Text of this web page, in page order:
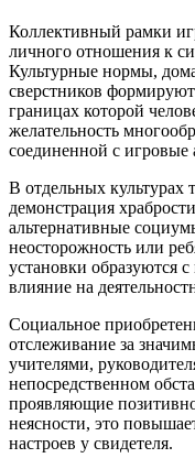
Коллективный рамки
личного отношения к
Культурные нормы,
сверстников
границах которой
желательность
соединенной с игровые
В отдельных культурах
демонстрация
альтернативные
неосторожность или
установки образуются
влияние на
Социальное
отслеживание за
учителями,
непосредственном
проявляющие
неясности, это
настроев у свидетеля.